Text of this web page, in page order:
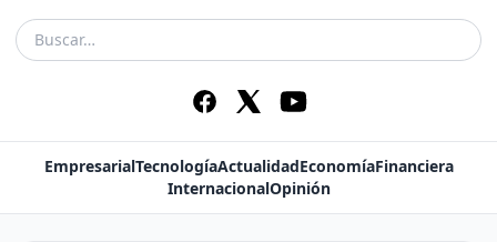
EmpresarialTecnologíaActualidadEconomíaFinanciera
InternacionalOpinión